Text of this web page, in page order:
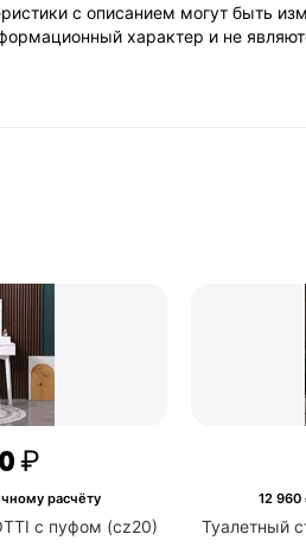
с описанием могут быть
характер и не
столик VINOTTI с пуфом (cz20)
₽ по безналичному расчёту